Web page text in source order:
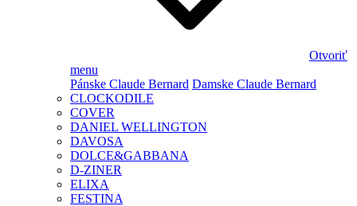
Otvoriť
menu
Pánske Claude Bernard Damske Claude Bernard
CLOCKODILE
COVER
DANIEL WELLINGTON
DAVOSA
DOLCE&GABBANA
D-ZINER
ELIXA
FESTINA